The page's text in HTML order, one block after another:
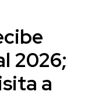
2026;
a